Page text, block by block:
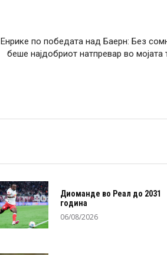
Енрике по победата над Баерн: Без
беше најдобриот натпревар во мојата
Диоманде во Реал до 2031
година
06/08/2026